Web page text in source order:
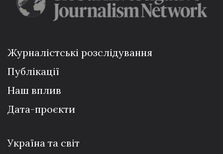
Журналістські розслідування
Публікації
Наш вплив
Дата-проєкти
Україна та світ